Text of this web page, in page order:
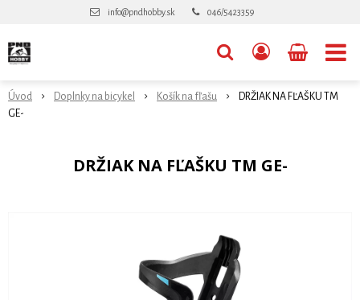
info@pndhobby.sk 046/5423359
Úvod Doplnky na bicykel Košík na fľašu
DRŽIAK NA FĽAŠKU TM
GE-
DRŽIAK NA FĽAŠKU TM GE-